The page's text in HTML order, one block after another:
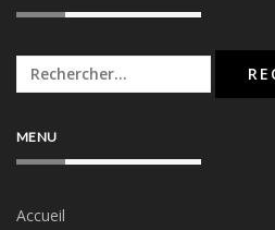
Rechercher :
MENU
Accueil